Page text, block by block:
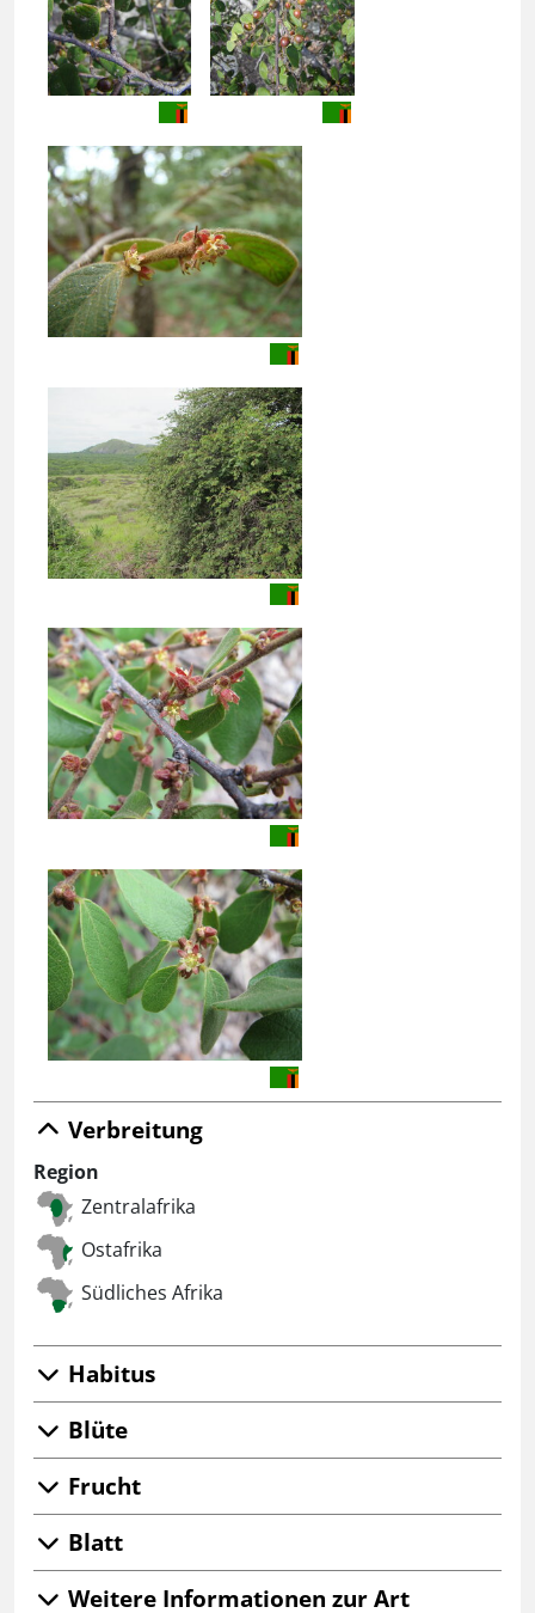
Verbreitung
Region
Zentralafrika
Ostafrika
Südliches Afrika
Habitus
Blüte
Frucht
Blatt
Weitere Informationen zur Art